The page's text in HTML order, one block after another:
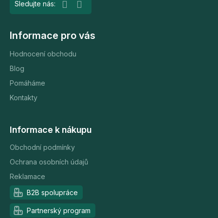
Informace pro vás
Hodnocení obchodu
Blog
Pomáháme
Kontakty
Informace k nákupu
Obchodní podmínky
Ochrana osobních údajů
Reklamace
B2B spolupráce
Partnerský program